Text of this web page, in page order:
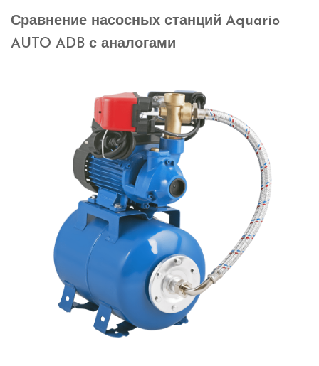
Сравнение насосных станций Aquario
AUTO ADB с аналогами